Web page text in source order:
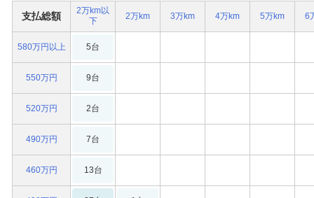
支払総額
580万円以上
550万円
520万円
490万円
460万円
2万km以
下
2万km 3万km 4万km 5万km 6
5台
9台
2台
7台
13台